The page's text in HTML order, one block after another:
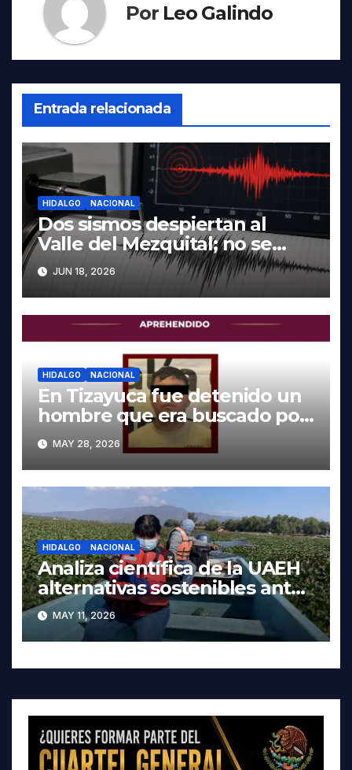
Por Leo Galindo
Entrada relacionada
HIDALGO NACIONAL
Dos sismos despiertan al
Valle del Mezquital; no se
reportan daños en Hidalgo
JUN 18, 2026
HIDALGO NACIONAL
En Tizayuca fue detenido un
hombre que era buscado por
autoridades de Oaxaca
MAY 28, 2026
HIDALGO NACIONAL
Analiza científica de la UAEH
alternativas sostenibles ante
crisis ambiental en Tula-
Tepeji
MAY 11, 2026